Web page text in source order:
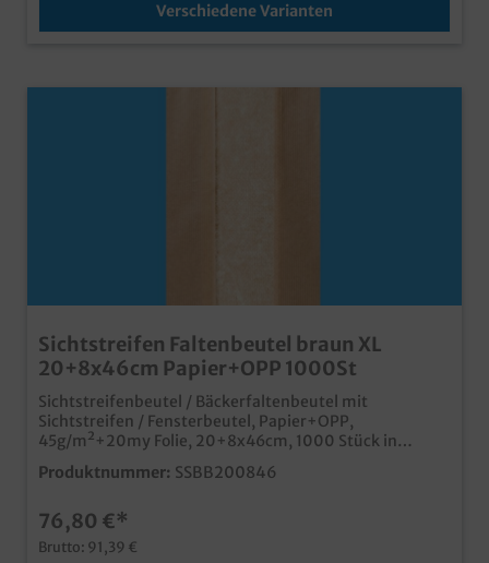
Verschiedene Varianten
Sichtstreifen Faltenbeutel braun XL
20+8x46cm Papier+OPP 1000St
Sichtstreifenbeutel / Bäckerfaltenbeutel mit
Sichtstreifen / Fensterbeutel, Papier+OPP,
45g/m²+20my Folie, 20+8x46cm, 1000 Stück in
VEpraktischer Faltenbeutel mit Sichtstreifenextra
großneutrales braun für vielseitige Anwendungenideal
geeignet für SB Thekenauch individuell bedruckbar
Produktnummer: SSBB200846
76,80 €*
Brutto: 91,39 €